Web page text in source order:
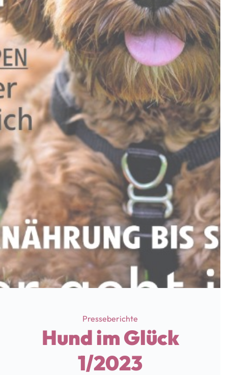
Categories
Presseberichte
Hund im Glück
1/2023